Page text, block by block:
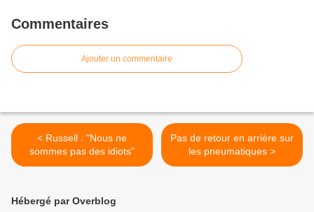
Commentaires
Ajouter un commentaire
< Russell : "Nous ne
sommes pas des idiots"
Pas de retour en arrière sur
les pneumatiques >
Hébergé par Overblog